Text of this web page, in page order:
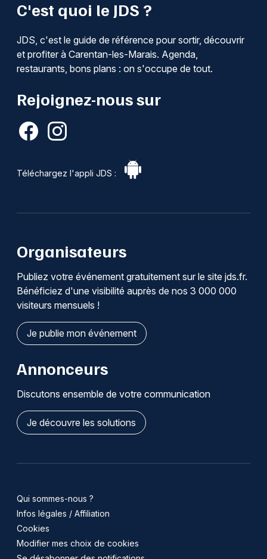
C'est quoi le JDS ?
JDS, c'est le guide de référence pour sortir, découvrir
et profiter à Carentan-les-Marais. Agenda,
restaurants, bons plans : on s'occupe de tout.
Rejoignez-nous sur
Téléchargez l'appli JDS :
Organisateurs
Publiez votre événement gratuitement sur le site jds.fr.
Bénéficiez d'une visibilité auprès de nos 3 000 000
visiteurs mensuels !
Je publie mon événement
Annonceurs
Discutons ensemble de votre communication
Je découvre les solutions
Qui sommes-nous ?
Infos légales / Affiliation
Cookies
Modifier mes choix de cookies